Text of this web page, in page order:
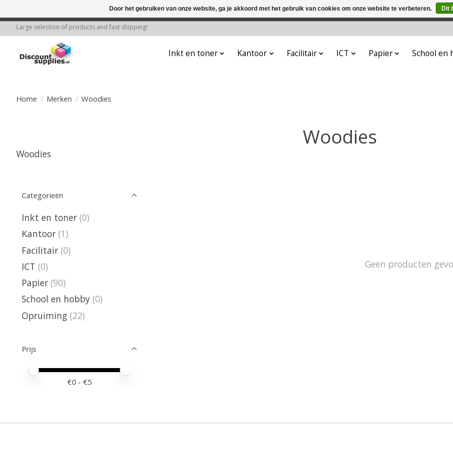
Large selection of products and fast shipping!
Inkt en toner Kantoor Facilitair ICT Papier School en
Home / Merken / Woodies
Woodies
Woodies
Categorieën
Inkt en toner (0)
Kantoor (1)
Facilitair (0)
ICT (0)
Papier (90)
School en hobby (0)
Opruiming (22)
Prijs
Minimale prijswaarde
Price maximum value
€0 - €5
Geen producten
Door het gebruiken van onze website, ga je akkoord met het gebruik van cookies om onze website te verbeteren. Dit
← Keer terug naar de backofficeDeze winkel is in aanbouw. Eventueel geplaatste orders zullen niet